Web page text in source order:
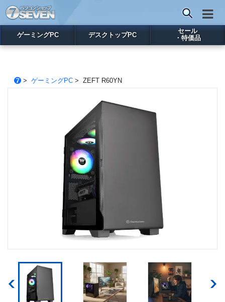
ゲーミングPC デスクトップPC
セール
・特価品
> ゲーミングPC> ZEFT R60YN